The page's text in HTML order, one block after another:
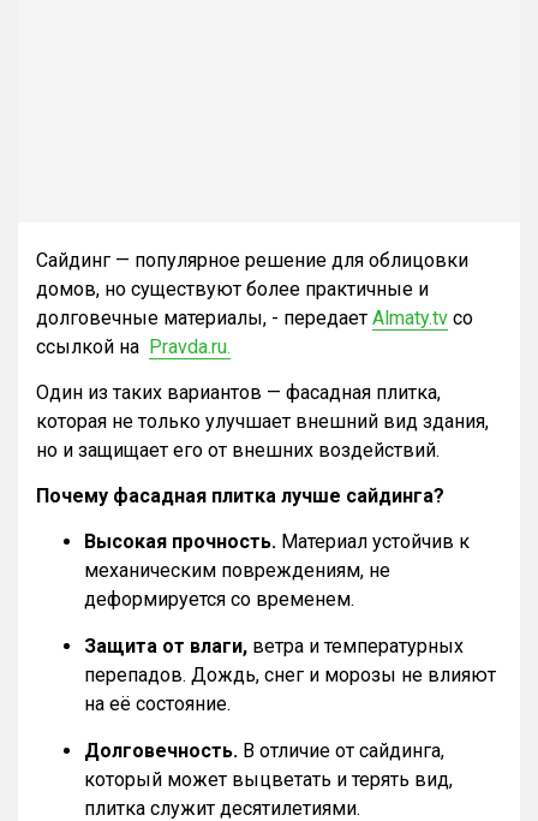
Сайдинг — популярное решение для облицовки
домов, но существуют более практичные и
долговечные материалы, - передает Almaty.tv со
ссылкой на Pravda.ru.
Один из таких вариантов — фасадная плитка,
которая не только улучшает внешний вид здания,
но и защищает его от внешних воздействий.
Почему фасадная плитка лучше сайдинга?
Высокая прочность. Материал устойчив к
механическим повреждениям, не
деформируется со временем.
Защита от влаги, ветра и температурных
перепадов. Дождь, снег и морозы не влияют
на её состояние.
Долговечность. В отличие от сайдинга,
который может выцветать и терять вид,
плитка служит десятилетиями.